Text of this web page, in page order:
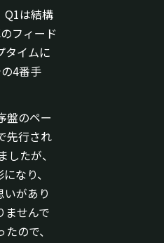
Q1は結構
フィード
タイムに
4番手
盤のペー
先行され
たが、
なり、
があり
ませんで
ので、